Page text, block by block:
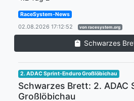
RaceSystem-News
02.08.2026 17:12:52 von racesystem.org
Schwarzes
2. ADAC Sprint-Enduro Großlöbichau
Schwarzes Brett: 2. ADAC
Großlöbichau